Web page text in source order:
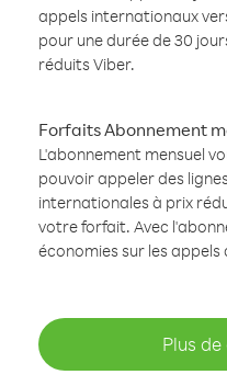
appels internationaux
pour une durée de 30
réduits Viber.
Forfaits Abonnement
L'abonnement mensuel
pouvoir appeler des
internationales à prix
votre forfait. Avec
économies sur les appels
Plus